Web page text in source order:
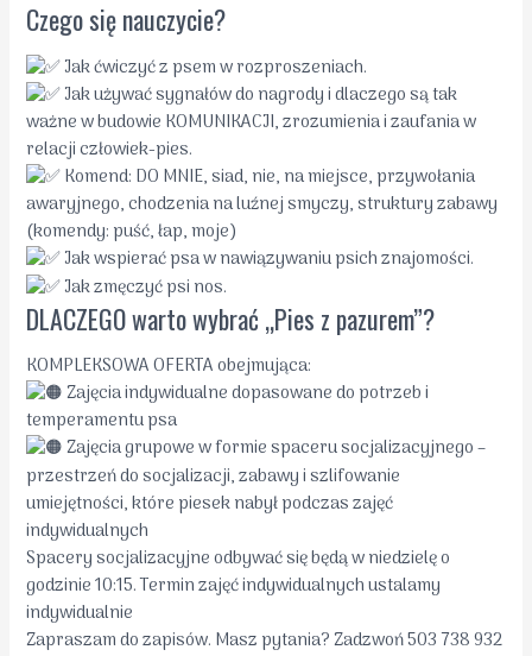
Czego się nauczycie?
Jak ćwiczyć z psem w rozproszeniach.
Jak używać sygnałów do nagrody i dlaczego są tak
ważne w budowie KOMUNIKACJI, zrozumienia i zaufania w
relacji człowiek-pies.
Komend: DO MNIE, siad, nie, na miejsce, przywołania
awaryjnego, chodzenia na luźnej smyczy, struktury zabawy
(komendy: puść, łap, moje)
Jak wspierać psa w nawiązywaniu psich znajomości.
Jak zmęczyć psi nos.
DLACZEGO warto wybrać „Pies z pazurem”?
KOMPLEKSOWA OFERTA obejmująca:
Zajęcia indywidualne dopasowane do potrzeb i
temperamentu psa
Zajęcia grupowe w formie spaceru socjalizacyjnego –
przestrzeń do socjalizacji, zabawy i szlifowanie
umiejętności, które piesek nabył podczas zajęć
indywidualnych
Spacery socjalizacyjne odbywać się będą w niedzielę o
godzinie 10:15. Termin zajęć indywidualnych ustalamy
indywidualnie
Zapraszam do zapisów. Masz pytania? Zadzwoń 503 738 932